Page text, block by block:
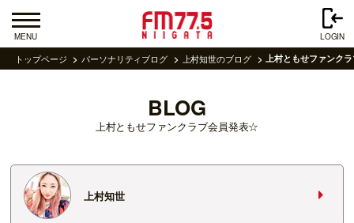
MENU LOGIN
トップページ パーソナリティブログ 上村知世のブログ 上村ともせファンク
BLOG
上村ともせファンクラブ会員発表☆
上村知世